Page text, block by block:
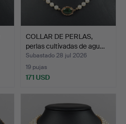
COLLAR DE PERLAS,
perlas cultivadas de agu…
Subastado 28 jul 2026
19 pujas
171 USD